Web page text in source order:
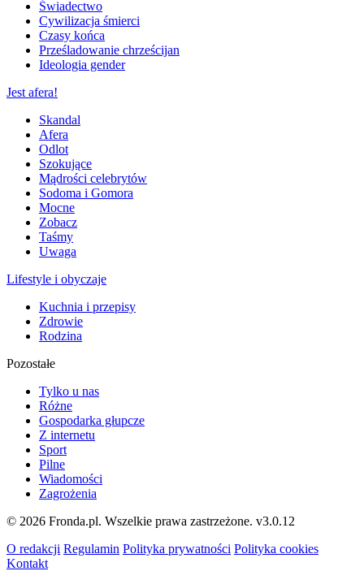
Świadectwo
Cywilizacja śmierci
Czasy końca
Prześladowanie chrześcijan
Ideologia gender
Jest afera!
Skandal
Afera
Odlot
Szokujące
Mądrości celebrytów
Sodoma i Gomora
Mocne
Zobacz
Taśmy
Uwaga
Lifestyle i obyczaje
Kuchnia i przepisy
Zdrowie
Rodzina
Pozostałe
Tylko u nas
Różne
Gospodarka głupcze
Z internetu
Sport
Pilne
Wiadomości
Zagrożenia
© 2026 Fronda.pl. Wszelkie prawa zastrzeżone. v3.0.12
O redakcji Regulamin Polityka prywatności Polityka cookies
Kontakt